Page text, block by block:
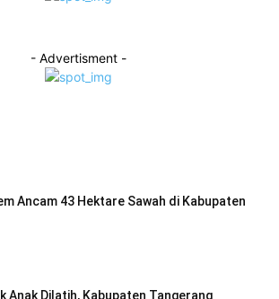
- Advertisment -
Ancam 43 Hektare Sawah di Kabupaten
Anak Dilatih, Kabupaten Tangerang